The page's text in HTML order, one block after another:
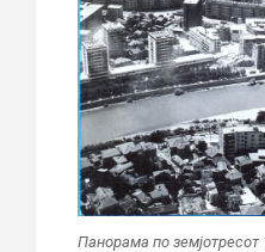
Панорама по земјотресот